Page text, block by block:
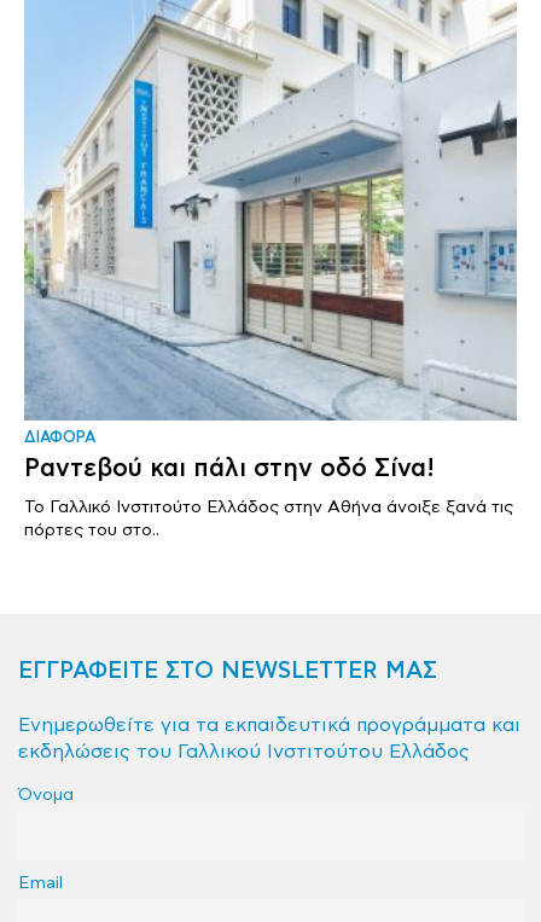
ΔΙΑΦΟΡΑ
Ραντεβού και πάλι στην οδό Σίνα!
Το Γαλλικό Ινστιτούτο Ελλάδος στην Αθήνα άνοιξε ξανά τις
πόρτες του στο..
ΕΓΓΡΑΦΕΙΤΕ ΣΤΟ NEWSLETTER ΜΑΣ
Ενημερωθείτε για τα εκπαιδευτικά προγράμματα και
εκδηλώσεις του Γαλλικού Ινστιτούτου Ελλάδος
Όνομα
Email